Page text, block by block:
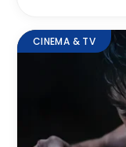
CINEMA & TV